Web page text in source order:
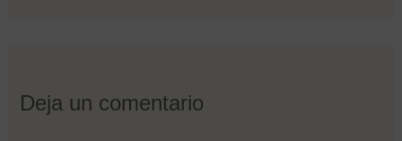
Deja un comentario